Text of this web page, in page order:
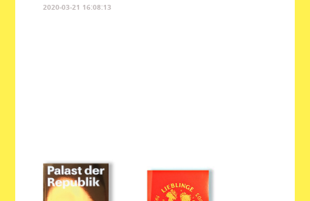
2020-03-21 16:08:13